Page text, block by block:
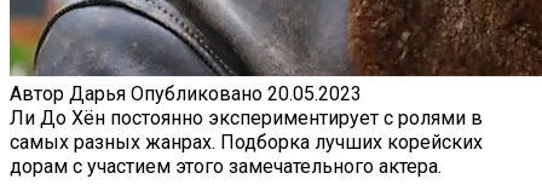
Автор Дарья Опубликовано 20.05.2023
Ли До Хён постоянно экспериментирует с ролями в
самых разных жанрах. Подборка лучших корейских
дорам с участием этого замечательного актера.